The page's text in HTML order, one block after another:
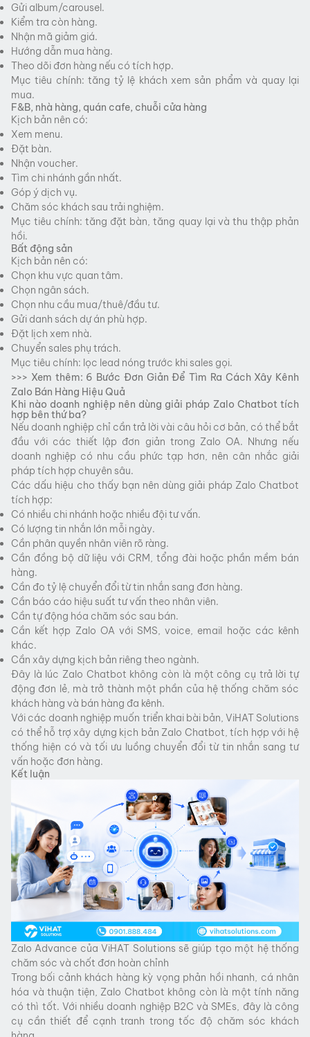
Gửi album/carousel.
Kiểm tra còn hàng.
Nhận mã giảm giá.
Hướng dẫn mua hàng.
Theo dõi đơn hàng nếu có tích hợp.
Mục tiêu chính: tăng tỷ lệ khách xem sản phẩm và quay lại
mua.
F&B, nhà hàng, quán cafe, chuỗi cửa hàng
Kịch bản nên có:
Xem menu.
Đặt bàn.
Nhận voucher.
Tìm chi nhánh gần nhất.
Góp ý dịch vụ.
Chăm sóc khách sau trải nghiệm.
Mục tiêu chính: tăng đặt bàn, tăng quay lại và thu thập phản
hồi.
Bất động sản
Kịch bản nên có:
Chọn khu vực quan tâm.
Chọn ngân sách.
Chọn nhu cầu mua/thuê/đầu tư.
Gửi danh sách dự án phù hợp.
Đặt lịch xem nhà.
Chuyển sales phụ trách.
Mục tiêu chính: lọc lead nóng trước khi sales gọi.
>>> Xem thêm: 6 Bước Đơn Giản Để Tìm Ra Cách Xây Kênh
Zalo Bán Hàng Hiệu Quả
Khi nào doanh nghiệp nên dùng giải pháp Zalo Chatbot tích
hợp bên thứ ba?
Nếu doanh nghiệp chỉ cần trả lời vài câu hỏi cơ bản, có thể bắt
đầu với các thiết lập đơn giản trong Zalo OA. Nhưng nếu
doanh nghiệp có nhu cầu phức tạp hơn, nên cân nhắc giải
pháp tích hợp chuyên sâu.
Các dấu hiệu cho thấy bạn nên dùng giải pháp Zalo Chatbot
tích hợp:
Có nhiều chi nhánh hoặc nhiều đội tư vấn.
Có lượng tin nhắn lớn mỗi ngày.
Cần phân quyền nhân viên rõ ràng.
Cần đồng bộ dữ liệu với CRM, tổng đài hoặc phần mềm bán
hàng.
Cần đo tỷ lệ chuyển đổi từ tin nhắn sang đơn hàng.
Cần báo cáo hiệu suất tư vấn theo nhân viên.
Cần tự động hóa chăm sóc sau bán.
Cần kết hợp Zalo OA với SMS, voice, email hoặc các kênh
khác.
Cần xây dựng kịch bản riêng theo ngành.
Đây là lúc Zalo Chatbot không còn là một công cụ trả lời tự
động đơn lẻ, mà trở thành một phần của hệ thống chăm sóc
khách hàng và bán hàng đa kênh.
Với các doanh nghiệp muốn triển khai bài bản, ViHAT Solutions
có thể hỗ trợ xây dựng kịch bản Zalo Chatbot, tích hợp với hệ
thống hiện có và tối ưu luồng chuyển đổi từ tin nhắn sang tư
vấn hoặc đơn hàng.
Kết luận
Zalo Advance của ViHAT Solutions sẽ giúp tạo một hệ thống
chăm sóc và chốt đơn hoàn chỉnh
Trong bối cảnh khách hàng kỳ vọng phản hồi nhanh, cá nhân
hóa và thuận tiện, Zalo Chatbot không còn là một tính năng
có thì tốt. Với nhiều doanh nghiệp B2C và SMEs, đây là công
cụ cần thiết để cạnh tranh trong tốc độ chăm sóc khách